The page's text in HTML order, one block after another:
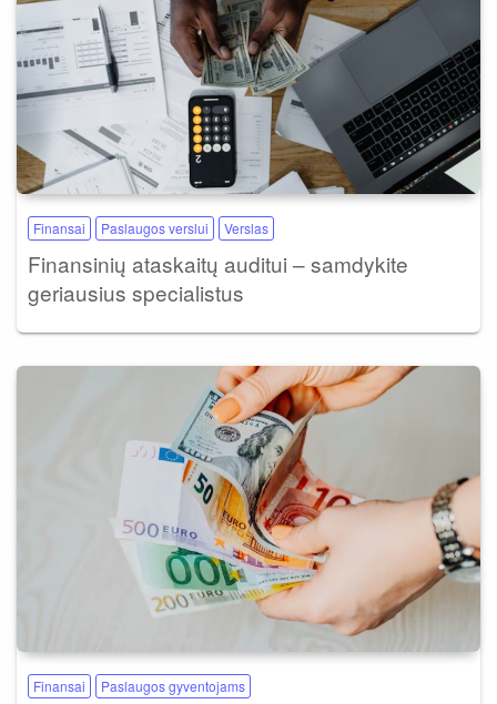
Finansai Paslaugos verslui Verslas
Finansinių ataskaitų auditui – samdykite
geriausius specialistus
Finansai Paslaugos gyventojams